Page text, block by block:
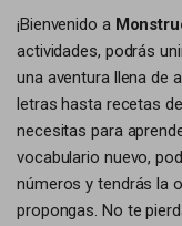
¡Bienvenido a
actividades, podrás
una aventura llena de
letras hasta recetas
necesitas para
vocabulario nuevo,
números y tendrás la
propongas. No te